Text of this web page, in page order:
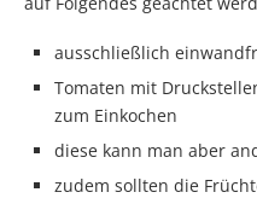
ausschließlich
Tomaten mit
zum Einkochen
diese kann man aber
zudem sollten die